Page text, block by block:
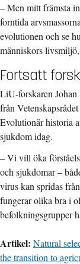
– Men mitt främsta
forntida
evolutionen och se
människors
Fortsatt
LiU-forskaren
från
Evolutionär historia
sjukdom idag.
– Vi vill öka
och sjukdomar –
virus kan spridas
fungerar olika bra i
befolkningsgrupper
Artikel: Natural
the transition to